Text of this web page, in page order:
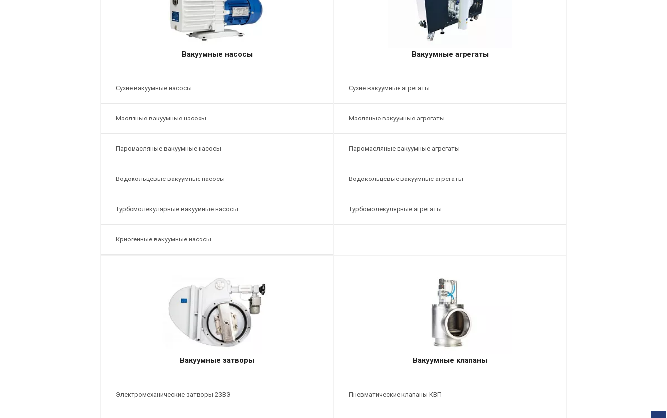
Вакуумные насосы
Сухие вакуумные насосы
Масляные вакуумные насосы
Паромасляные вакуумные насосы
Водокольцевые вакуумные насосы
Турбомолекулярные вакуумные насосы
Криогенные вакуумные насосы
Вакуумные агрегаты
Сухие вакуумные агрегаты
Масляные вакуумные агрегаты
Паромасляные вакуумные агрегаты
Водокольцевые вакуумные агрегаты
Турбомолекулярные агрегаты
Вакуумные затворы
Электромеханические затворы 2ЗВЭ
Вакуумные клапаны
Пневматические клапаны КВП